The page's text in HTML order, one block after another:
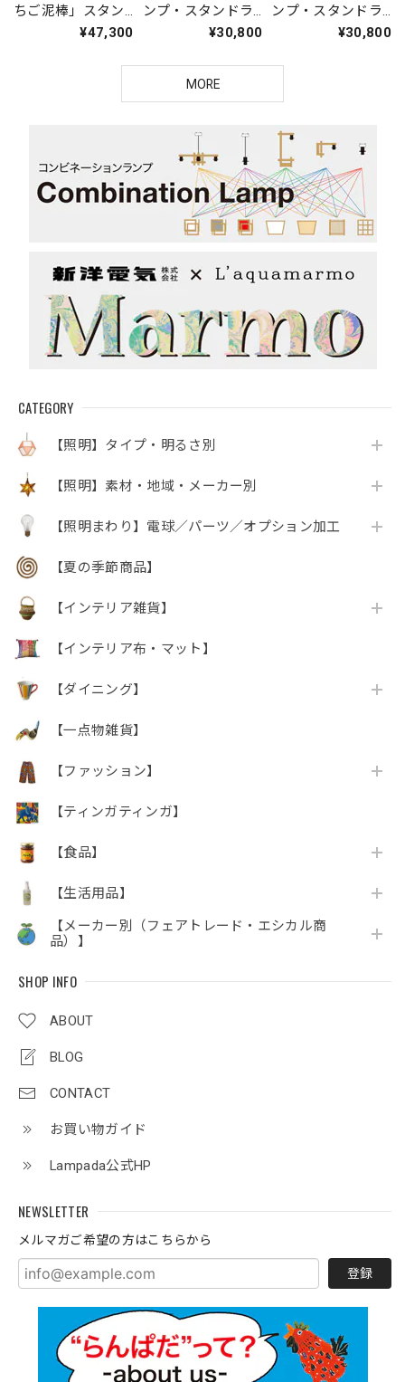
CATEGORY
【照明】タイプ・明るさ別
【照明】素材・地域・メーカー別
【照明まわり】電球／パーツ／オプション加工
【夏の季節商品】
【インテリア雑貨】
【インテリア布・マット】
【ダイニング】
【一点物雑貨】
【ファッション】
【ティンガティンガ】
【食品】
【生活用品】
【メーカー別（フェアトレード・エシカル商
品）】
SHOP INFO
ABOUT
BLOG
CONTACT
お買い物ガイド
Lampada公式HP
NEWSLETTER
メルマガご希望の方はこちらから
登録
ちご泥棒」スタン
¥47,300
ンプ・スタンドラ
イト（オレンジ
¥30,800
ンプ・スタンドラ
イト（ブルー系）
¥30,800
MORE